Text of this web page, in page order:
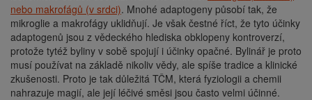
nebo makrofágů (v srdci). Mnohé adaptogeny působí tak, že
mikroglie a makrofágy uklidňují. Je však čestné říct, že tyto účinky
adaptogenů jsou z vědeckého hlediska obklopeny kontroverzí,
protože tytéž byliny v sobě spojují i účinky opačné. Bylinář je proto
musí používat na základě nikoliv vědy, ale spíše tradice a klinické
zkušenosti. Proto je tak důležitá TČM, která fyziologii a chemii
nahrazuje magií, ale její léčivé směsi jsou často velmi účinné.